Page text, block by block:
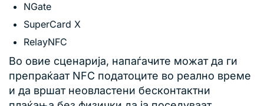
NGate
SuperCard X
RelayNFC
Во овие сценарија, напаѓачите можат да ги
препраќаат NFC податоците во реално време
и да вршат неовластени бесконтактни